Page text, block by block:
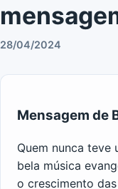
28/04/2024
Mensagem de
Quem nunca teve
bela música
o crescimento